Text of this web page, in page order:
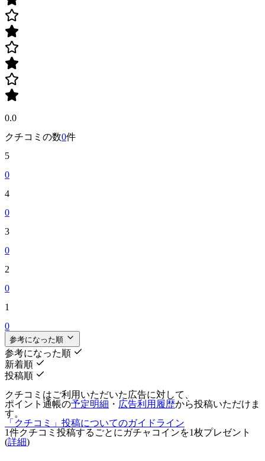
0.0
クチコミの数0件
5
0
4
0
3
0
2
0
1
0
参考になった順
参考になった順
新着順
投稿順
クチコミはご利用いただいた広告に対して、
ポイント通帳の予定明細 ・ 広告利用履歴から投稿いただけま
す。
「クチコミ」投稿についてのガイドライン
1件クチコミ投稿するごとに ガチャコインを1枚プレゼント
(詳細)